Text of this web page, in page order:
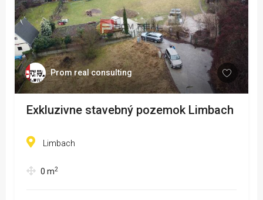
Prom real consulting
Exkluzivne stavebný pozemok Limbach
Limbach
0 m2